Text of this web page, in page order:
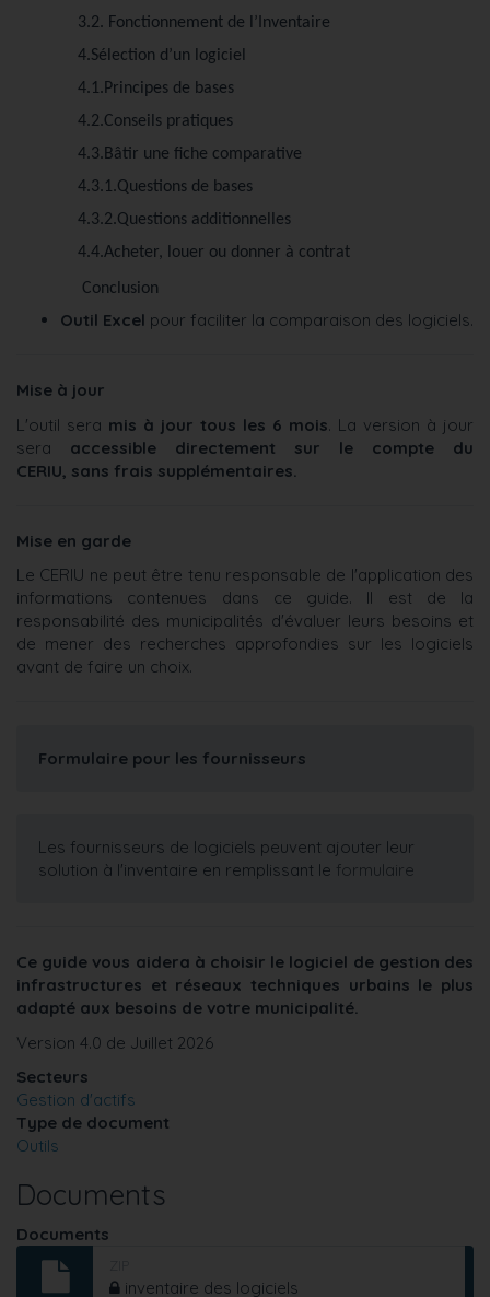
3.2. Fonctionnement de l’Inventaire
4.Sélection d’un logiciel
4.1.Principes de bases
4.2.Conseils pratiques
4.3.Bâtir une fiche comparative
4.3.1.Questions de bases
4.3.2.Questions additionnelles
4.4.Acheter, louer ou donner à contrat
Conclusion
Outil Excel pour faciliter la comparaison des logiciels.
Mise à jour
L'outil sera mis à jour tous les 6 mois. La version à jour
sera accessible directement sur le compte du
CERIU, sans frais supplémentaires.
Mise en garde
Le CERIU ne peut être tenu responsable de l'application des
informations contenues dans ce guide. Il est de la
responsabilité des municipalités d'évaluer leurs besoins et
de mener des recherches approfondies sur les logiciels
avant de faire un choix.
Formulaire pour les fournisseurs
Les fournisseurs de logiciels peuvent ajouter leur
solution à l'inventaire en remplissant le formulaire
Ce guide vous aidera à choisir le logiciel de gestion des
infrastructures et réseaux techniques urbains le plus
adapté aux besoins de votre municipalité.
Version 4.0 de Juillet 2026
Secteurs
Gestion d'actifs
Type de document
Outils
Documents
Documents
inventaire des logiciels